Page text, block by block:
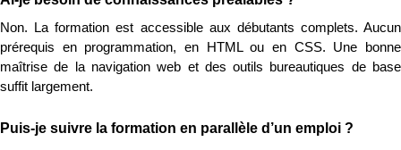
Non. La formation est accessible aux débutants complets. Aucun
prérequis en programmation, en HTML ou en CSS. Une bonne
maîtrise de la navigation web et des outils bureautiques de base
suffit largement.
Puis-je suivre la formation en parallèle d’un emploi ?